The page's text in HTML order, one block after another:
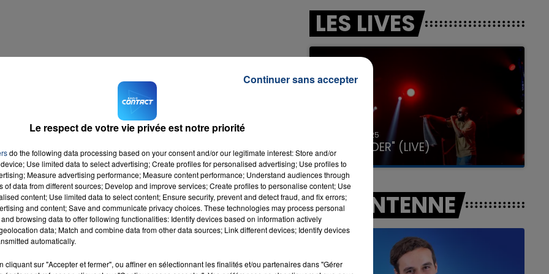
LA TEAM DU WEEK-END
end.
que vous aimez.
LES LIVES
31 janvier 2025
GIMS "SPIDER" (LIVE)
A L'ANTENNE
Le respect de votre vie privée est notre priorité
do the following data processing based on your consent and/or our legitimate interest: Store and/or
Use limited data to select advertising; Create profiles for personalised advertising; Use profiles to
Measure advertising performance; Measure content performance; Understand audiences through
of data from different sources; Develop and improve services; Create profiles to personalise content; Use
content; Use limited data to select content; Ensure security, prevent and detect fraud, and fix errors;
and content; Save and communicate privacy choices. These technologies may process personal
browsing data to offer following functionalities: Identify devices based on information actively
data; Match and combine data from other data sources; Link different devices; Identify devices
automatically.
cliquant sur "Accepter et fermer", ou affiner en sélectionnant les finalités et/ou partenaires dans "Gérer
Continuer sans accepter